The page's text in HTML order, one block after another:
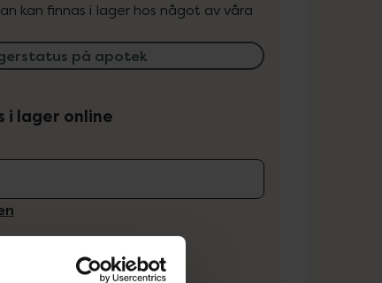
kan finnas i lager hos något av våra
på apotek
i lager online